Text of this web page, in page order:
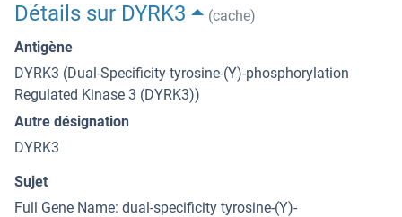
Détails sur DYRK3
(cache)
Antigène
DYRK3 (Dual-Specificity tyrosine-(Y)-phosphorylation
Regulated Kinase 3 (DYRK3))
Autre désignation
DYRK3
Sujet
Full Gene Name: dual-specificity tyrosine-(Y)-